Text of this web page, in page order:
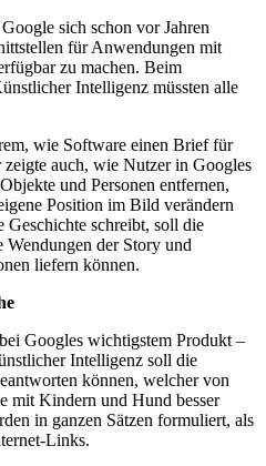
sich schon vor Jahren
für Anwendungen mit
zu machen. Beim
Intelligenz müssten alle
wie Software einen Brief für
auch, wie Nutzer in Googles
und Personen entfernen,
Position im Bild verändern
Geschichte schreibt, soll die
der Story und
liefern können.
Googles wichtigstem Produkt –
Intelligenz soll die
können, welcher von
mit Kindern und Hund besser
in ganzen Sätzen formuliert, als
Links.